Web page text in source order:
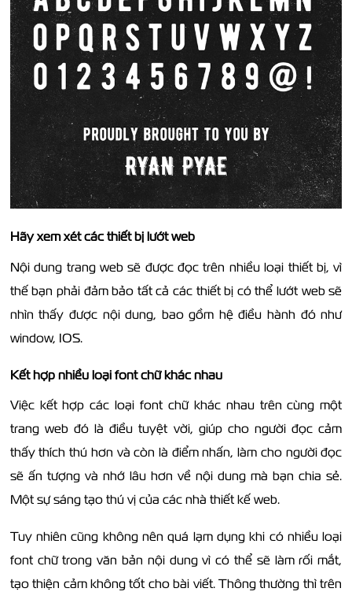
Hãy xem xét các thiết bị lướt web
Nội dung trang web sẽ được đọc trên nhiều loại thiết bị, vì
thế bạn phải đảm bảo tất cả các thiết bị có thể lướt web sẽ
nhìn thấy được nội dung, bao gồm hệ điều hành đó như
window, IOS.
Kết hợp nhiều loại font chữ khác nhau
Việc kết hợp các loại font chữ khác nhau trên cùng một
trang web đó là điều tuyệt vời, giúp cho người đọc cảm
thấy thích thú hơn và còn là điểm nhấn, làm cho người đọc
sẽ ấn tượng và nhớ lâu hơn về nội dung mà bạn chia sẻ.
Một sự sáng tạo thú vị của các nhà thiết kế web.
Tuy nhiên cũng không nên quá lạm dụng khi có nhiều loại
font chữ trong văn bản nội dung vì có thể sẽ làm rối mắt,
tạo thiện cảm không tốt cho bài viết. Thông thường thì trên